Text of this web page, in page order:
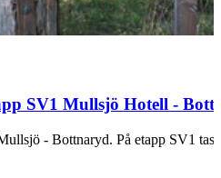
SV1 Mullsjö Hotell -
Välkommen till etapp SV1